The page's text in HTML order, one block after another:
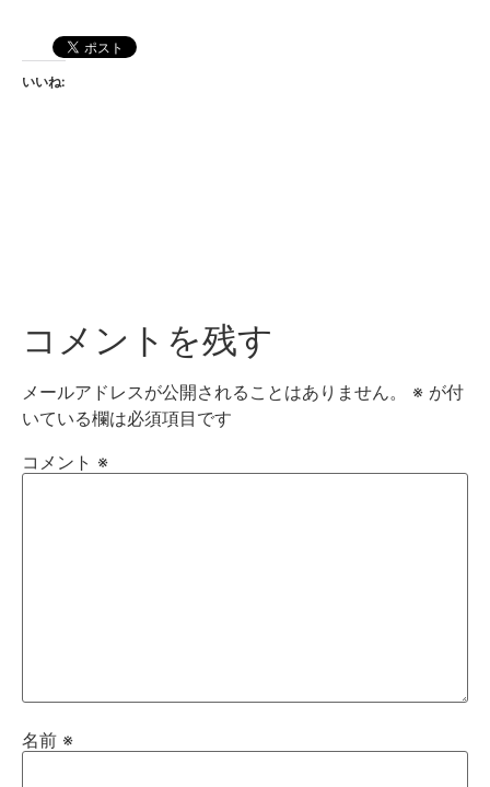
いいね:
コメントを残す
メールアドレスが公開されることはありません。 ※ が付
いている欄は必須項目です
コメント ※
名前 ※